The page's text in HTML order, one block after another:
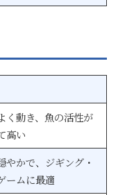
く動き、魚の活性が
高い
やかで、ジギング・
ームに最適